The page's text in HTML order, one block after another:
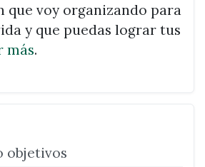
que voy organizando para
y que puedas lograr tus
más.
objetivos